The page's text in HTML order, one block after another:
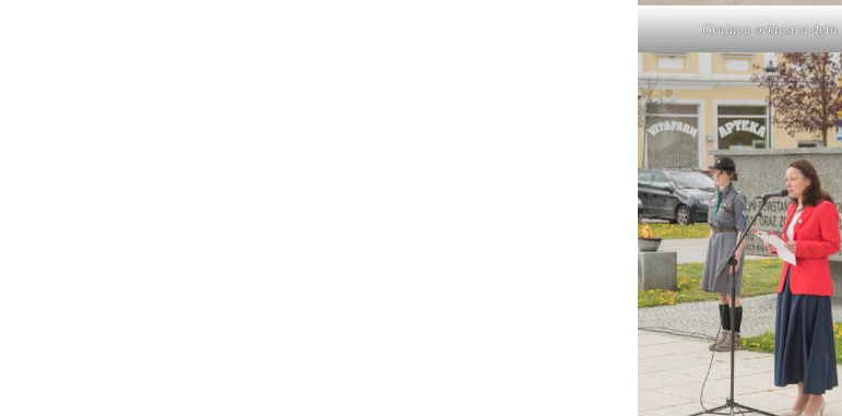
Grająca orkiestra dęta.